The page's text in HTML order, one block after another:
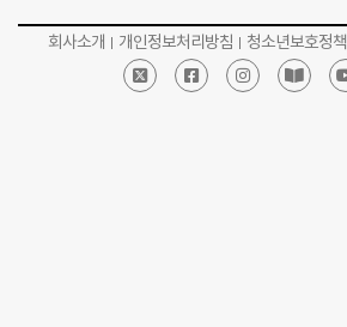
회사소개 개인정보처리방침 청소년보호정책